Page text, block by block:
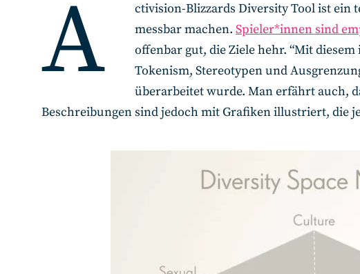
A
ctivision-Blizzards Diversity Tool ist ein
messbar machen. Spieler*innen sind
offenbar gut, die Ziele hehr. “Mit
Tokenism, Stereotypen und
überarbeitet wurde. Man erfährt auch,
Beschreibungen sind jedoch mit Grafiken illustriert, die